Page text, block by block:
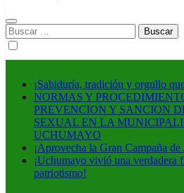
Buscar:
¡Sabiduría, tradición y orgullo
NORMAS Y
PREVENCION Y SANCION
SEXUAL EN LA
UCHUMAYO
¡Aprovecha la Gran Campaña
¡Uchumayo vivió una verdadera
patriotismo!